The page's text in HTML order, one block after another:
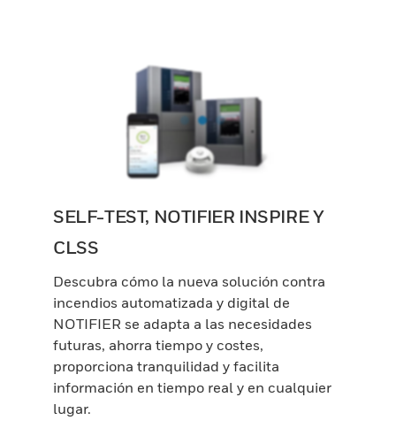
SELF-TEST, NOTIFIER INSPIRE Y
CLSS
Descubra cómo la nueva solución contra
incendios automatizada y digital de
NOTIFIER se adapta a las necesidades
futuras, ahorra tiempo y costes,
proporciona tranquilidad y facilita
información en tiempo real y en cualquier
lugar.